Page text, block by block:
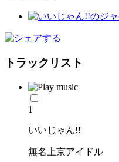
トラックリスト
1
いいじゃん!!
無名上京アイドル